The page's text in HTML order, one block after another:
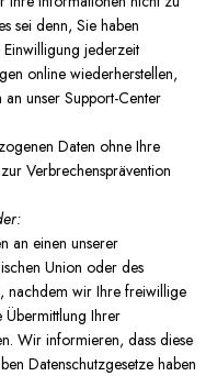
sei denn, Sie haben
Einwilligung jederzeit
online wiederherstellen,
unser Support-Center
Daten ohne Ihre
Verbrechensprävention
an einen unserer
Union oder des
nachdem wir Ihre freiwillige
Ihrer
Wir informieren, dass diese
Datenschutzgesetze haben